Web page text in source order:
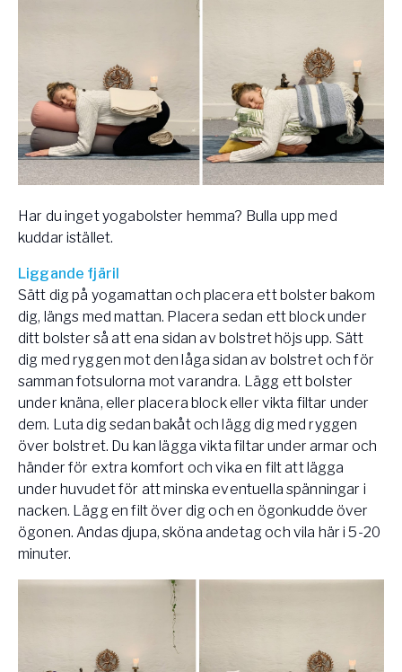
Har du inget yogabolster hemma? Bulla upp med
kuddar istället.
Liggande fjäril
Sätt dig på yogamattan och placera ett bolster bakom
dig, längs med mattan. Placera sedan ett block under
ditt bolster så att ena sidan av bolstret höjs upp. Sätt
dig med ryggen mot den låga sidan av bolstret och för
samman fotsulorna mot varandra. Lägg ett bolster
under knäna, eller placera block eller vikta filtar under
dem. Luta dig sedan bakåt och lägg dig med ryggen
över bolstret. Du kan lägga vikta filtar under armar och
händer för extra komfort och vika en filt att lägga
under huvudet för att minska eventuella spänningar i
nacken. Lägg en filt över dig och en ögonkudde över
ögonen. Andas djupa, sköna andetag och vila här i 5-20
minuter.